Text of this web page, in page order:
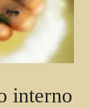
interno